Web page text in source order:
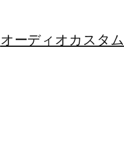
オーディオカスタム